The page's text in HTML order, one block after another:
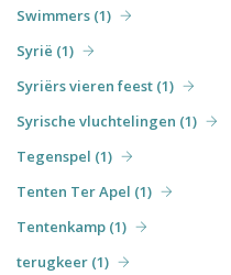
Swimmers (1)
Syrië (1)
Syriërs vieren feest (1)
Syrische vluchtelingen (1)
Tegenspel (1)
Tenten Ter Apel (1)
Tentenkamp (1)
terugkeer (1)